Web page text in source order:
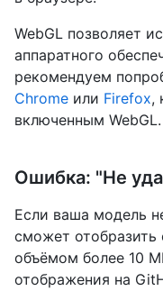
WebGL позволяет
аппаратного
рекомендуем
Chrome или Firefox,
включенным WebGL.
Ошибка: "Не
Если ваша модель
сможет
объёмом более 10
отображения на